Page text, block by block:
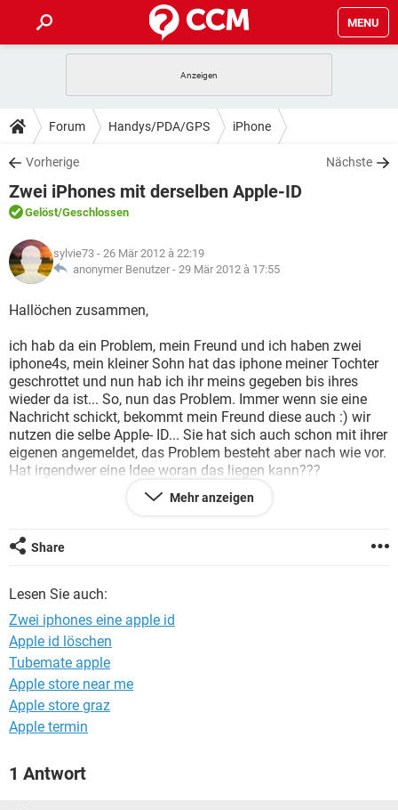
MENU
ANDROID IOS
WINDOWS 10
WHATSAPP TIKTOK
FACEBOOK
TIPPS & TRICKS
SPIELE STREAMING
WINDOWS 10
WHATSAPP
FACEBOOK HARDWARE
DOWNLOADS
SPIELE STREAMING
ANDROID
WINDOWS 10
WHATSAPP
FACEBOOK
FORUM
SPIELE
ANDROID IOS
FACEBOOK HARDWARE
LEXIKON
SPIELE
ANDROID
WINDOWS 10 INSTAGRAM
WHATSAPP TIKTOK
FACEBOOK HARDWARE
Forum Handys/PDA/GPS iPhone
Vorherige Nächste
Zwei iPhones mit derselben Apple-ID
Gelöst/Geschlossen
sylvie73 - 26 Mär 2012 à 22:19
anonymer Benutzer - 29 Mär 2012 à 17:55
Hallöchen zusammen,
ich hab da ein Problem, mein Freund und ich haben zwei
iphone4s, mein kleiner Sohn hat das iphone meiner Tochter
geschrottet und nun hab ich ihr meins gegeben bis ihres
wieder da ist... So, nun das Problem. Immer wenn sie eine
Nachricht schickt, bekommt mein Freund diese auch :) wir
nutzen die selbe Apple- ID... Sie hat sich auch schon mit ihrer
eigenen angemeldet, das Problem besteht aber nach wie vor.
Hat irgendwer eine Idee woran das liegen kann???
Danke schonmal im vorraus, Sylvie
Mehr anzeigen
Share
Lesen Sie auch:
Zwei iphones eine apple id
Apple id löschen
Tubemate apple
Apple store near me
Apple store graz
Apple termin
1 Antwort